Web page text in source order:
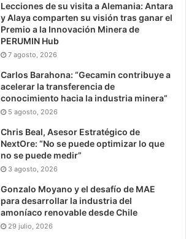
Lecciones de su visita a Alemania: Antara
y Alaya comparten su visión tras ganar el
Premio a la Innovación Minera de
PERUMIN Hub
7 agosto, 2026
Carlos Barahona: “Gecamin contribuye a
acelerar la transferencia de
conocimiento hacia la industria minera”
5 agosto, 2026
Chris Beal, Asesor Estratégico de
NextOre: “No se puede optimizar lo que
no se puede medir”
3 agosto, 2026
Gonzalo Moyano y el desafío de MAE
para desarrollar la industria del
amoníaco renovable desde Chile
29 julio, 2026